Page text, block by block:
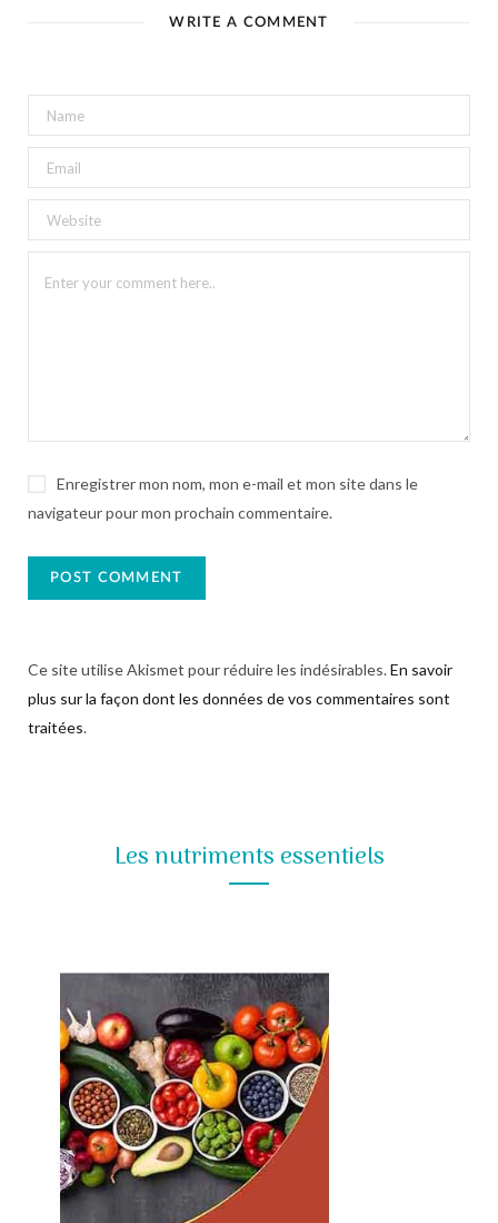
WRITE A COMMENT
Enregistrer mon nom, mon e-mail et mon site dans le
navigateur pour mon prochain commentaire.
Ce site utilise Akismet pour réduire les indésirables.En savoir
plus sur la façon dont les données de vos commentaires sont
traitées.
Les nutriments essentiels